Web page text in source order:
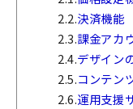
2.2.決済機能
2.3.課金アカ
2.4.デザイン
2.5.コンテン
2.6.運用支援